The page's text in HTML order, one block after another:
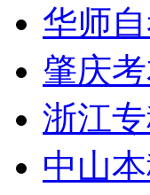
华师
肇庆
浙江
中山